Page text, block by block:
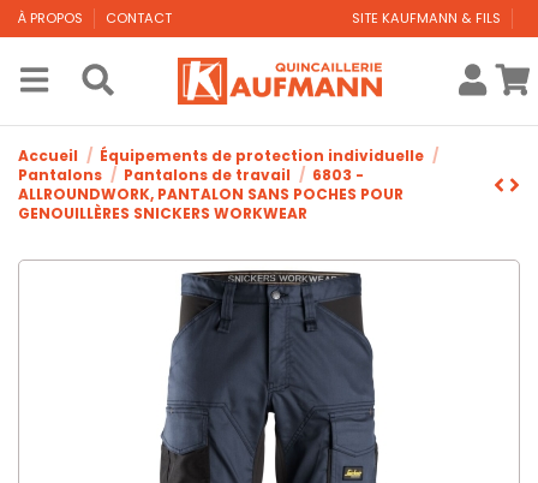
À PROPOS CONTACT SITE KAUFMANN & FILS
Accueil
Équipements de protection individuelle
Pantalons
Pantalons de travail
6803 -
ALLROUNDWORK, PANTALON SANS POCHES POUR
GENOUILLÈRES SNICKERS WORKWEAR